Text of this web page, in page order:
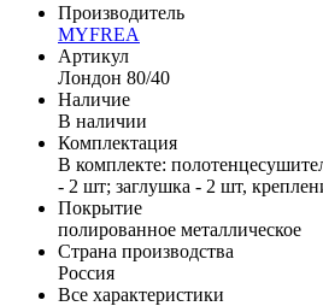
Производитель
MYFREA
Артикул
Лондон 80/40
Наличие
В наличии
Комплектация
В комплекте:
- 2 шт; заглушка - 2 шт,
Покрытие
полированное металлическое
Страна производства
Россия
Все характеристики